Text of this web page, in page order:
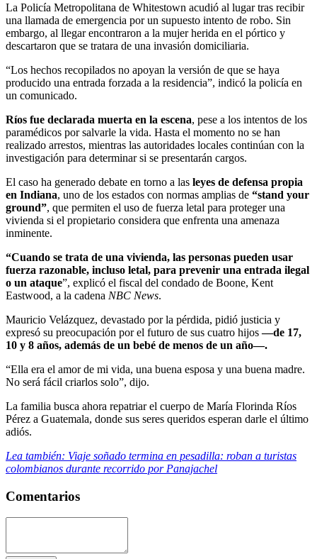
La Policía Metropolitana de Whitestown acudió al lugar tras recibir
una llamada de emergencia por un supuesto intento de robo. Sin
embargo, al llegar encontraron a la mujer herida en el pórtico y
descartaron que se tratara de una invasión domiciliaria.
“Los hechos recopilados no apoyan la versión de que se haya
producido una entrada forzada a la residencia”, indicó la policía en
un comunicado.
Ríos fue declarada muerta en la escena, pese a los intentos de los
paramédicos por salvarle la vida. Hasta el momento no se han
realizado arrestos, mientras las autoridades locales continúan con la
investigación para determinar si se presentarán cargos.
El caso ha generado debate en torno a las leyes de defensa propia
en Indiana, uno de los estados con normas amplias de “stand your
ground”, que permiten el uso de fuerza letal para proteger una
vivienda si el propietario considera que enfrenta una amenaza
inminente.
“Cuando se trata de una vivienda, las personas pueden usar
fuerza razonable, incluso letal, para prevenir una entrada ilegal
o un ataque”, explicó el fiscal del condado de Boone, Kent
Eastwood, a la cadena NBC News.
Mauricio Velázquez, devastado por la pérdida, pidió justicia y
expresó su preocupación por el futuro de sus cuatro hijos—de 17,
10 y 8 años, además de un bebé de menos de un año—.
“Ella era el amor de mi vida, una buena esposa y una buena madre.
No será fácil criarlos solo”, dijo.
La familia busca ahora repatriar el cuerpo de María Florinda Ríos
Pérez a Guatemala, donde sus seres queridos esperan darle el último
adiós.
Lea también: Viaje soñado termina en pesadilla: roban a turistas
colombianos durante recorrido por Panajachel
Comentarios